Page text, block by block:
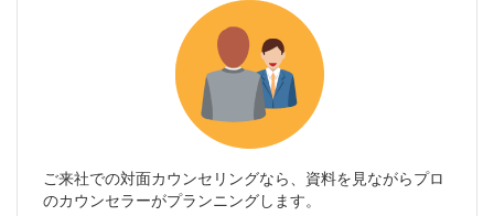
ご来社での対面カウンセリングなら、資料を見ながらプロ
のカウンセラーがプランニングします。